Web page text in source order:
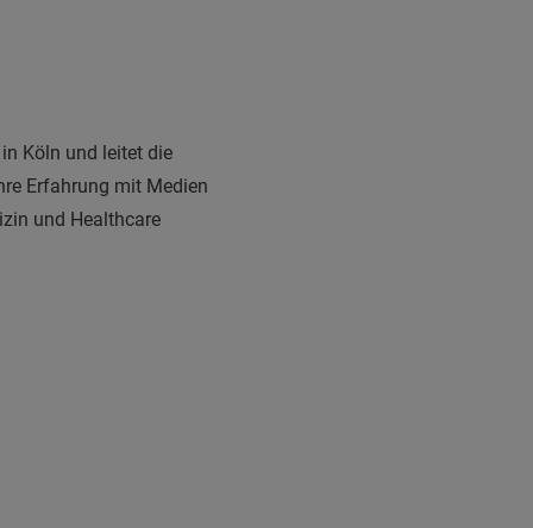
Köln und leitet die
Erfahrung mit Medien
und Healthcare